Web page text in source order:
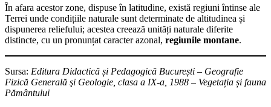
În afara acestor zone, dispuse în latitudine, există regiuni întinse ale
Terrei unde condițiile naturale sunt determinate de altitudinea și
dispunerea reliefului; acestea creează unități naturale diferite
distincte, cu un pronunțat caracter azonal, regiunile montane.
Sursa: Editura Didactică și Pedagogică București – Geografie
Fizică Generală şi Geologie, clasa a IX-a, 1988 – Vegetația și fauna
Pământului